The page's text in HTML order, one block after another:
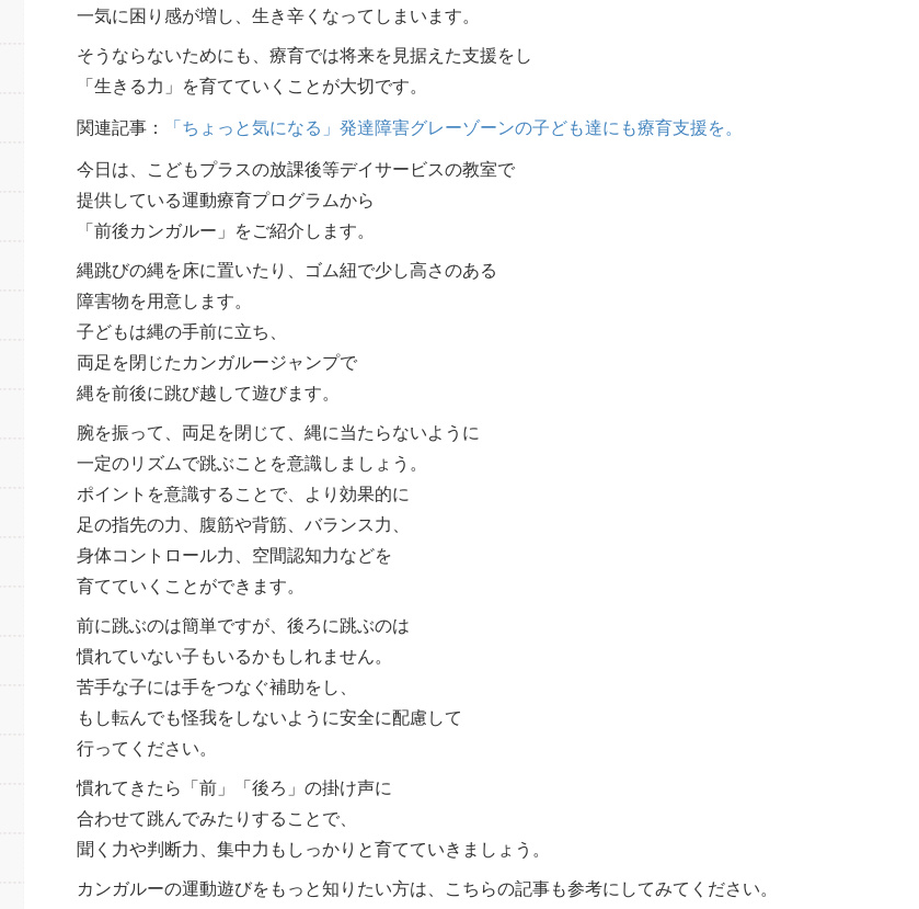
一気に困り感が増し、生き辛くなってしまいます。
そうならないためにも、療育では将来を見据えた支援をし
「生きる力」を育てていくことが大切です。
関連記事：
「ちょっと気になる」発達障害グレーゾーンの子ども達にも療育支援を。
今日は、こどもプラスの放課後等デイサービスの教室で
提供している運動療育プログラムから
「前後カンガルー」をご紹介します。
縄跳びの縄を床に置いたり、ゴム紐で少し高さのある
障害物を用意します。
子どもは縄の手前に立ち、
両足を閉じたカンガルージャンプで
縄を前後に跳び越して遊びます。
腕を振って、両足を閉じて、縄に当たらないように
一定のリズムで跳ぶことを意識しましょう。
ポイントを意識することで、より効果的に
足の指先の力、腹筋や背筋、バランス力、
身体コントロール力、空間認知力などを
育てていくことができます。
前に跳ぶのは簡単ですが、後ろに跳ぶのは
慣れていない子もいるかもしれません。
苦手な子には手をつなぐ補助をし、
もし転んでも怪我をしないように安全に配慮して
行ってください。
慣れてきたら「前」「後ろ」の掛け声に
合わせて跳んでみたりすることで、
聞く力や判断力、集中力もしっかりと育てていきましょう。
カンガルーの運動遊びをもっと知りたい方は、こちらの記事も参考にしてみてください。